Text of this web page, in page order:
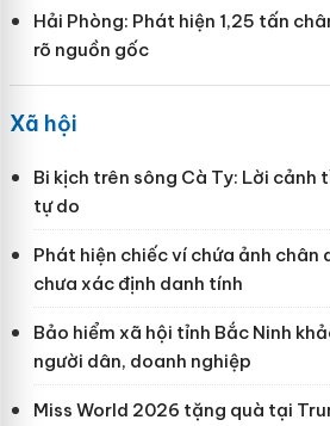
Hải Phòng: Phát hiện 1,25 tấn
rõ nguồn gốc
Xã hội
Bi kịch trên sông Cà Ty: Lời cảnh
tự do
Phát hiện chiếc ví chứa ảnh chân
chưa xác định danh tính
Bảo hiểm xã hội tỉnh Bắc Ninh
người dân, doanh nghiệp
Miss World 2026 tặng quà tại